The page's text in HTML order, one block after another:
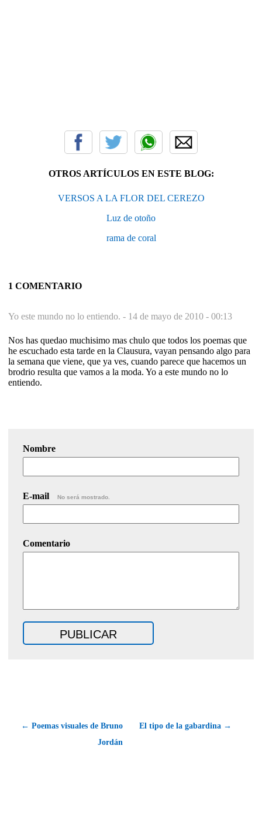
OTROS ARTÍCULOS EN ESTE BLOG:
VERSOS A LA FLOR DEL CEREZO
Luz de otoño
rama de coral
1 COMENTARIO
Yo este mundo no lo entiendo. - 14 de mayo de 2010 - 00:13
Nos has quedao muchisimo mas chulo que todos los poemas que
he escuchado esta tarde en la Clausura, vayan pensando algo para
la semana que viene, que ya ves, cuando parece que hacemos un
brodrio resulta que vamos a la moda. Yo a este mundo no lo
entiendo.
Nombre
E-mail No será mostrado.
Comentario
← Poemas visuales de Bruno
Jordán
El tipo de la gabardina →